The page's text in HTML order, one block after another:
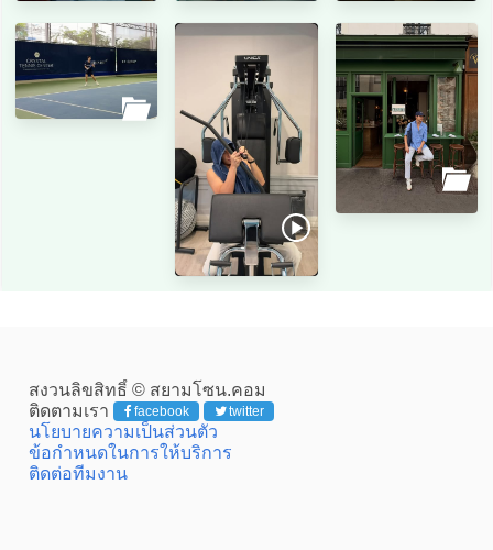
สงวนลิขสิทธิ์ © สยามโซน.คอม
ติดตามเรา
facebook twitter
นโยบายความเป็นส่วนตัว
ข้อกำหนดในการให้บริการ
ติดต่อทีมงาน